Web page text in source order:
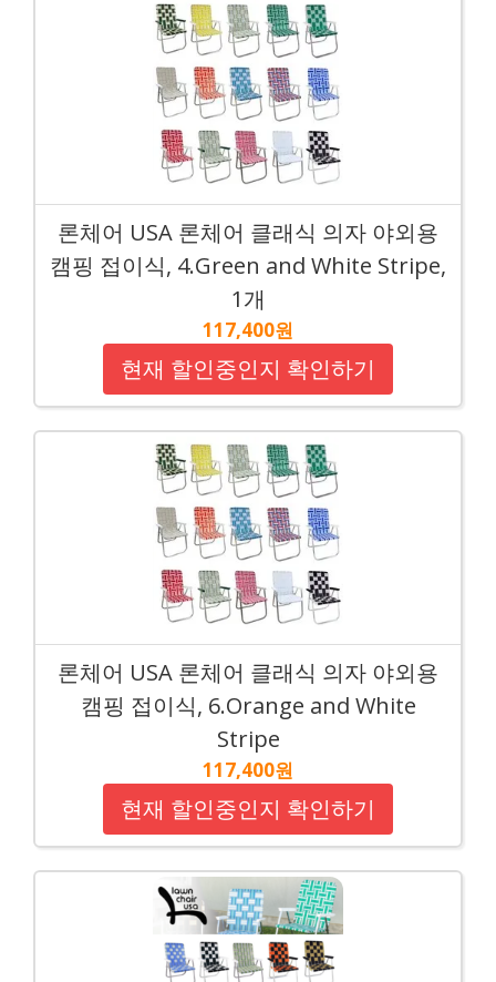
론체어 USA 론체어 클래식 의자 야외용
캠핑 접이식, 4.Green and White Stripe,
1개
117,400원
현재 할인중인지 확인하기
론체어 USA 론체어 클래식 의자 야외용
캠핑 접이식, 6.Orange and White
Stripe
117,400원
현재 할인중인지 확인하기